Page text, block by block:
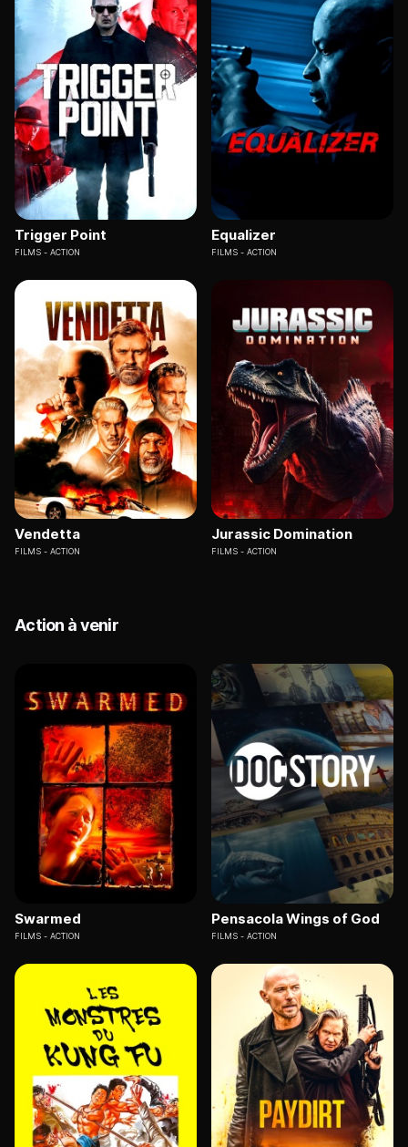
Trigger Point
FILMS ACTION
Equalizer
FILMS ACTION
Vendetta
FILMS ACTION
Jurassic Domination
FILMS ACTION
Action à venir
Swarmed
FILMS ACTION
Pensacola Wings of God
FILMS ACTION